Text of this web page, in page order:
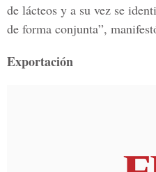
de lácteos y a su vez se
de forma conjunta”,
Exportación